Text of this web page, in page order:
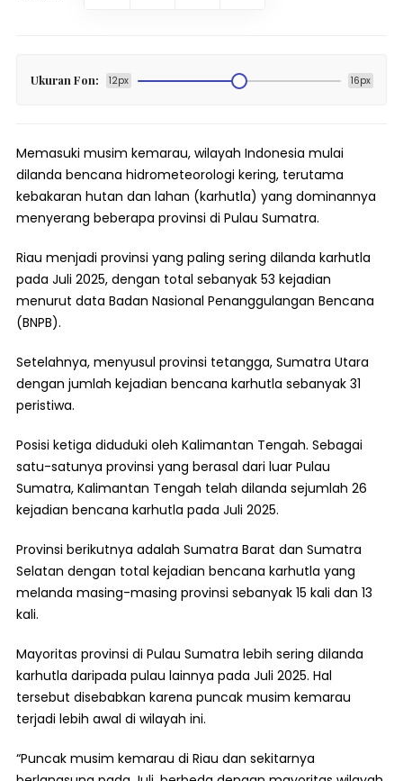
Ukuran Fon: 12px 16px
Memasuki musim kemarau, wilayah Indonesia mulai
dilanda bencana hidrometeorologi kering, terutama
kebakaran hutan dan lahan (karhutla) yang dominannya
menyerang beberapa provinsi di Pulau Sumatra.
Riau menjadi provinsi yang paling sering dilanda karhutla
pada Juli 2025, dengan total sebanyak 53 kejadian
menurut data Badan Nasional Penanggulangan Bencana
(BNPB).
Setelahnya, menyusul provinsi tetangga, Sumatra Utara
dengan jumlah kejadian bencana karhutla sebanyak 31
peristiwa.
Posisi ketiga diduduki oleh Kalimantan Tengah. Sebagai
satu-satunya provinsi yang berasal dari luar Pulau
Sumatra, Kalimantan Tengah telah dilanda sejumlah 26
kejadian bencana karhutla pada Juli 2025.
Provinsi berikutnya adalah Sumatra Barat dan Sumatra
Selatan dengan total kejadian bencana karhutla yang
melanda masing-masing provinsi sebanyak 15 kali dan 13
kali.
Mayoritas provinsi di Pulau Sumatra lebih sering dilanda
karhutla daripada pulau lainnya pada Juli 2025. Hal
tersebut disebabkan karena puncak musim kemarau
terjadi lebih awal di wilayah ini.
“Puncak musim kemarau di Riau dan sekitarnya